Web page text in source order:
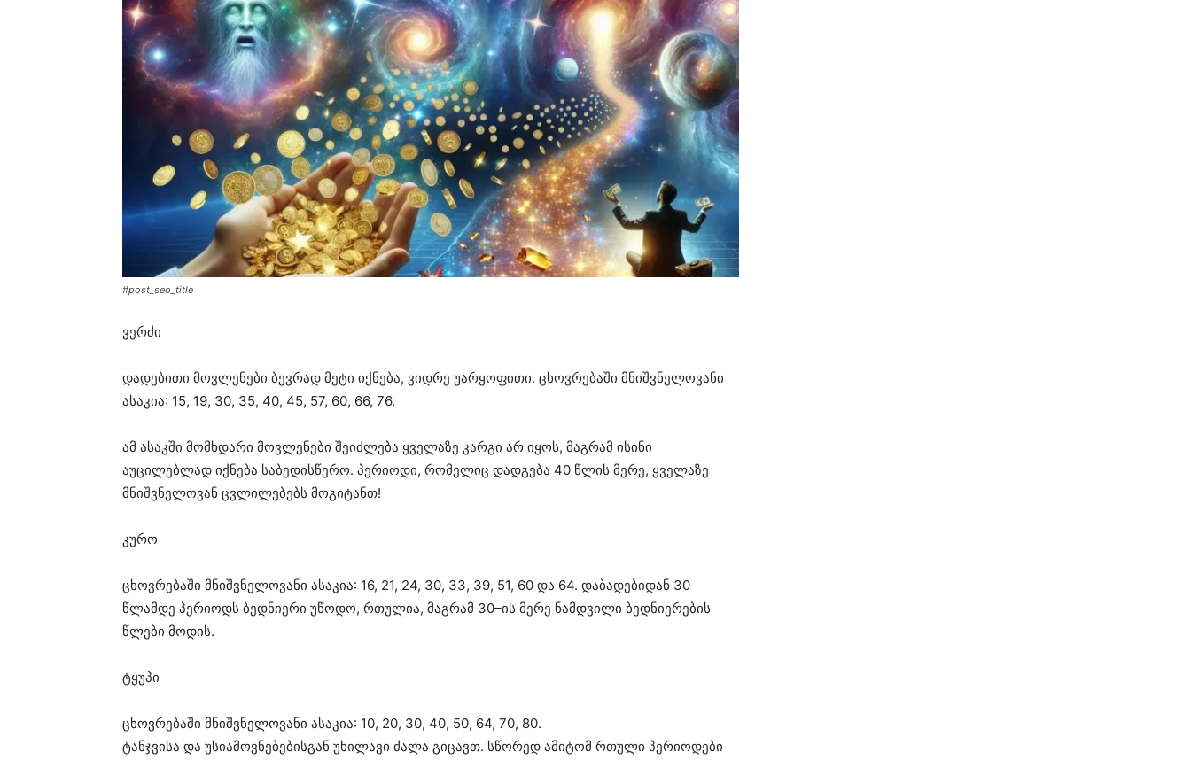
#post_seo_title
ვერძი
დადებითი მოვლენები ბევრად მეტი იქნება, ვიდრე უარყოფითი. ცხოვრებაში მნიშვნელოვანი
ასაკია: 15, 19, 30, 35, 40, 45, 57, 60, 66, 76.
ამ ასაკში მომხდარი მოვლენები შეიძლება ყველაზე კარგი არ იყოს, მაგრამ ისინი
აუცილებლად იქნება საბედისწერო. პერიოდი, რომელიც დადგება 40 წლის მერე, ყველაზე
მნიშვნელოვან ცვლილებებს მოგიტანთ!
კურო
ცხოვრებაში მნიშვნელოვანი ასაკია: 16, 21, 24, 30, 33, 39, 51, 60 და 64. დაბადებიდან 30
წლამდე პერიოდს ბედნიერი უწოდო, რთულია, მაგრამ 30–ის მერე ნამდვილი ბედნიერების
წლები მოდის.
ტყუპი
ცხოვრებაში მნიშვნელოვანი ასაკია: 10, 20, 30, 40, 50, 64, 70, 80.
ტანჯვისა და უსიამოვნებებისგან უხილავი ძალა გიცავთ. სწორედ ამიტომ რთული პერიოდები